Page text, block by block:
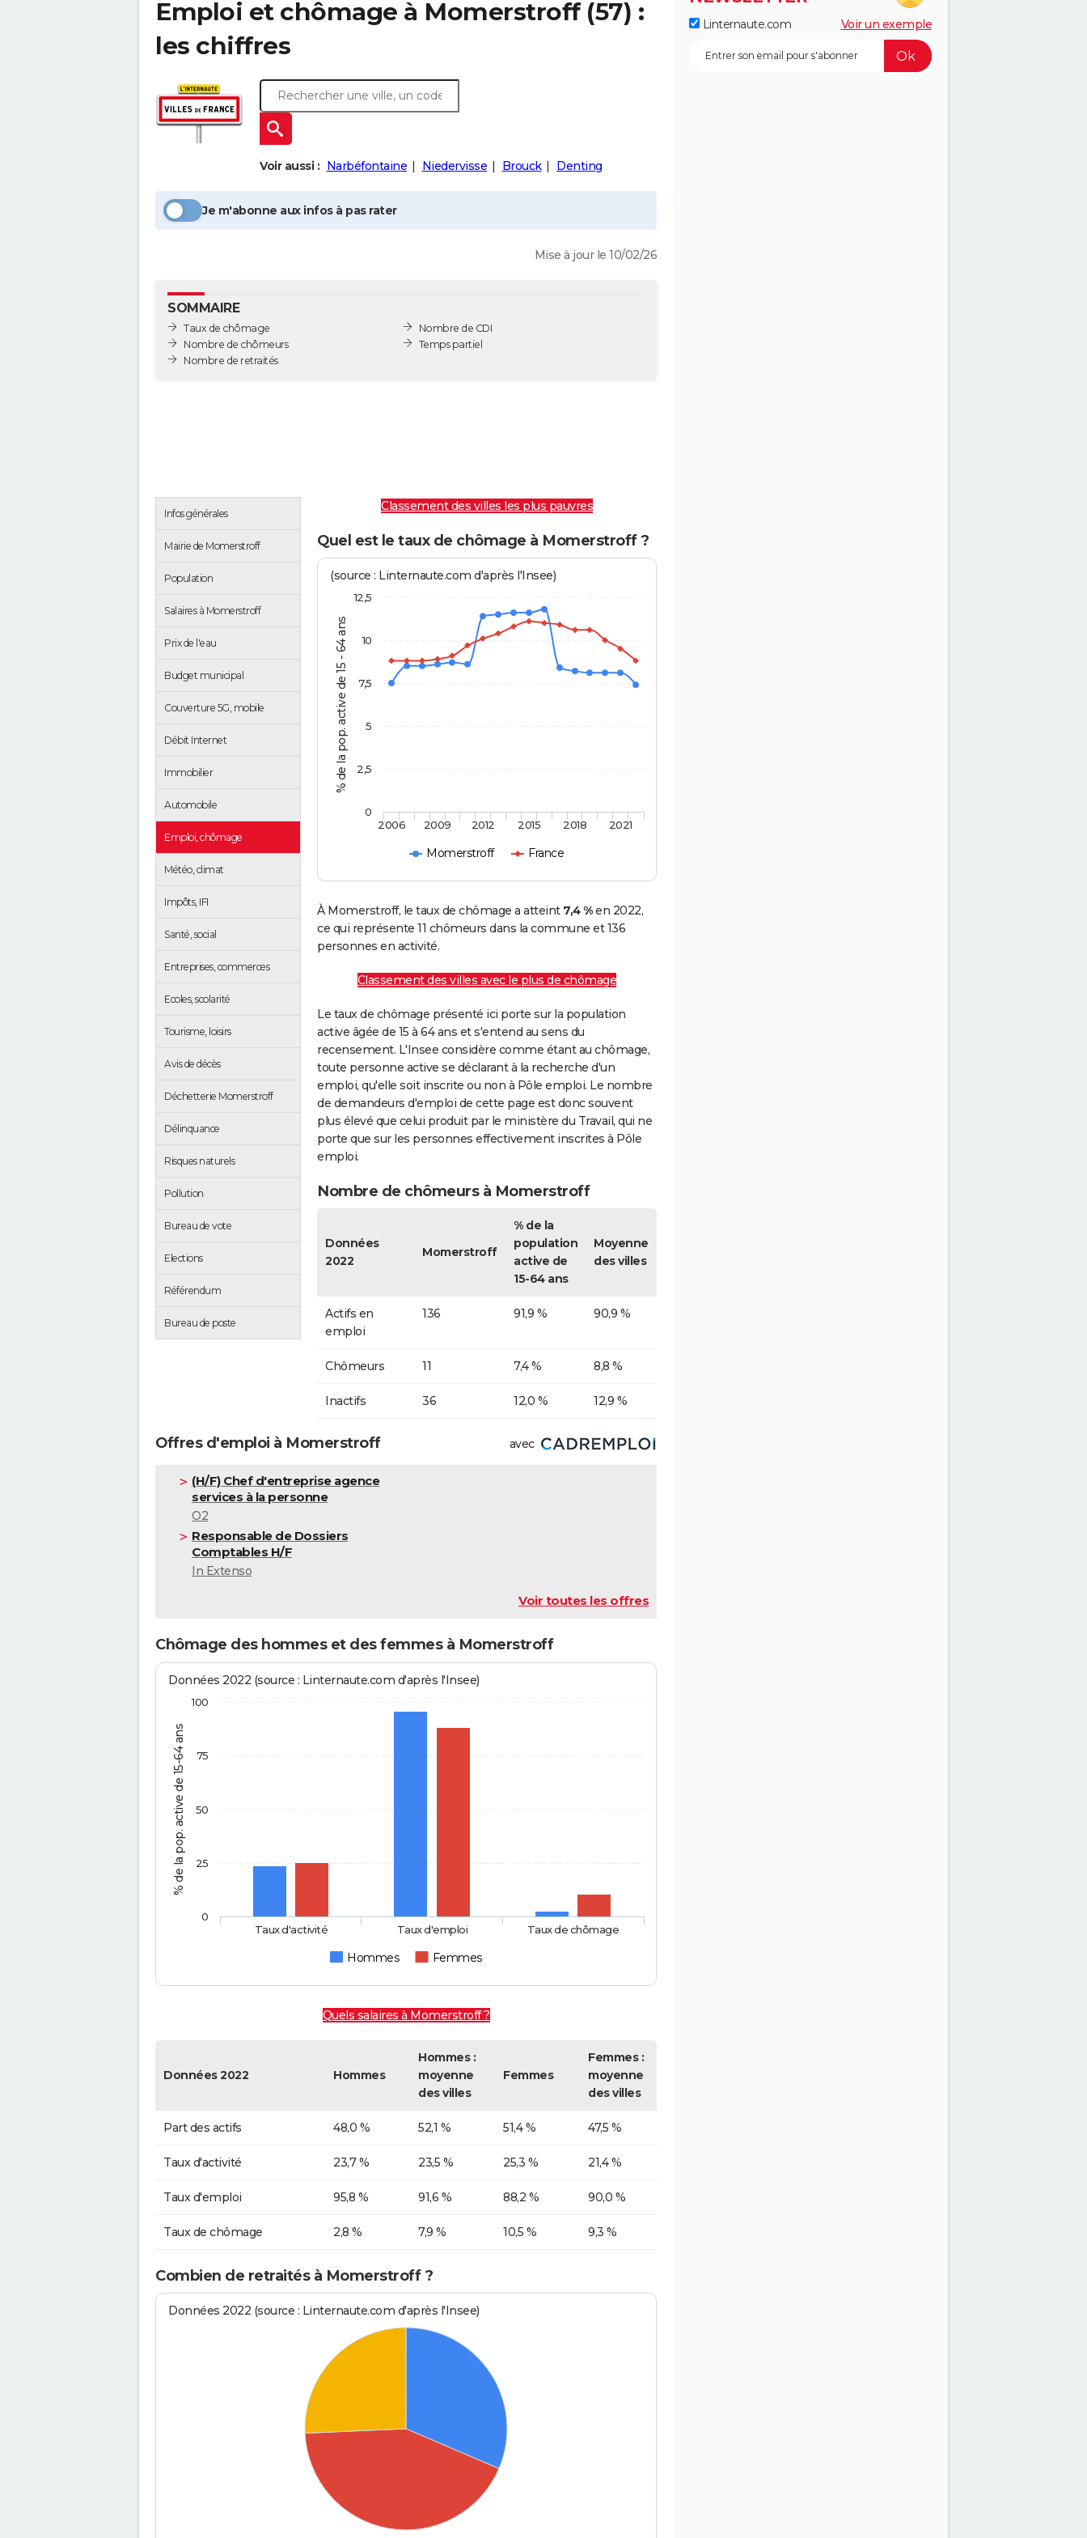
Emploi et chômage à Momerstroff(57) :
les chiffres
Voir aussi : Narbéfontaine Niedervisse Brouck Denting
Je m'abonne aux infos à pas rater
Mise à jour le 10/02/26
SOMMAIRE
Taux de chômage
Nombre de chômeurs
Nombre de retraités
Nombre de CDI
Temps partiel
Infos générales
Mairie de Momerstroff
Population
Salaires à Momerstroff
Prix de l'eau
Budget municipal
Couverture 5G, mobile
Débit Internet
Immobilier
Automobile
Emploi, chômage
Météo, climat
Impôts, IFI
Santé, social
Entreprises, commerces
Ecoles, scolarité
Tourisme, loisirs
Avis de décès
Déchetterie Momerstroff
Délinquance
Risques naturels
Pollution
Bureau de vote
Elections
Référendum
Bureau de poste
Classement des villes les plus pauvres
Quel est le taux de chômage à Momerstroff ?
% de la pop. active de 15 - 64 ans
(source : Linternaute.com d'après l'Insee)
Momerstroff France
2006 2009 2012 2015 2018 2021
0
2,5
5
7,5
10
12,5
À Momerstroff, le taux de chômage a atteint 7,4 %en 2022,
ce qui représente 11 chômeurs dans la commune et 136
personnes en activité.
Classement des villes avec le plus de chômage
Le taux de chômage présenté ici porte sur la population
active âgée de 15 à 64 ans et s'entend au sens du
recensement. L'Insee considère comme étant au chômage,
toute personne active se déclarant à la recherche d'un
emploi, qu'elle soit inscrite ou non à Pôle emploi. Le nombre
de demandeurs d'emploi de cette page est donc souvent
plus élevé que celui produit par le ministère du Travail, qui ne
porte que sur les personnes effectivement inscrites à Pôle
emploi.
Nombre de chômeurs à Momerstroff
Données
2022
Momerstroff
% de la
population
active de
15-64 ans
Moyenne
des villes
Actifs en
emploi
136 91,9 % 90,9 %
Chômeurs 11 7,4 % 8,8 %
Inactifs 36 12,0 % 12,9 %
Offres d'emploi à Momerstroff avec
(H/F) Chef d'entreprise agence
services à la personne
O2
Responsable de Dossiers
Comptables H/F
In Extenso
Voir toutes les offres
Chômage des hommes et des femmes à Momerstroff
% de la pop. active de 15-64 ans
Données 2022 (source : Linternaute.com d'après l'Insee)
Hommes Femmes
Taux d'activité Taux d'emploi Taux de chômage
0
25
50
75
100
Quels salaires à Momerstroff ?
Données 2022 Hommes
Hommes :
moyenne
des villes
Femmes
Femmes :
moyenne
des villes
Part des actifs 48,0 % 52,1 % 51,4 % 47,5 %
Taux d'activité 23,7 % 23,5 % 25,3 % 21,4 %
Taux d'emploi 95,8 % 91,6 % 88,2 % 90,0 %
Taux de chômage 2,8 % 7,9 % 10,5 % 9,3 %
Combien de retraités à Momerstroff ?
Données 2022 (source : Linternaute.com d'après l'Insee)
Linternaute.com Voir un exemple